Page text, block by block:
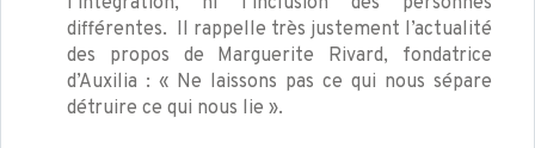
différentes. Il rappelle très justement l’actualité
des propos de Marguerite Rivard, fondatrice
d’Auxilia : « Ne laissons pas ce qui nous sépare
détruire ce qui nous lie ».